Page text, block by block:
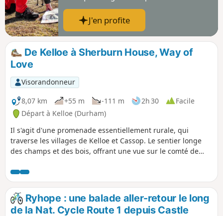
J'en profite
De Kelloe à Sherburn House, Way of
Love
Visorandonneur
8,07 km
+55 m -111 m 2h 30
Facile
Départ à Kelloe (Durham)
Il s'agit d'une promenade essentiellement rurale, qui
traverse les villages de Kelloe et Cassop. Le sentier longe
des champs et des bois, offrant une vue sur le comté de
mines de charbon étaient encore en activité. Pendant ta
promenade, garde l'œil ouvert pour découvrir les vestiges
du passé minier du comté de Durham.
Ryhope : une balade aller-retour le long
de la Nat. Cycle Route 1 depuis Castle